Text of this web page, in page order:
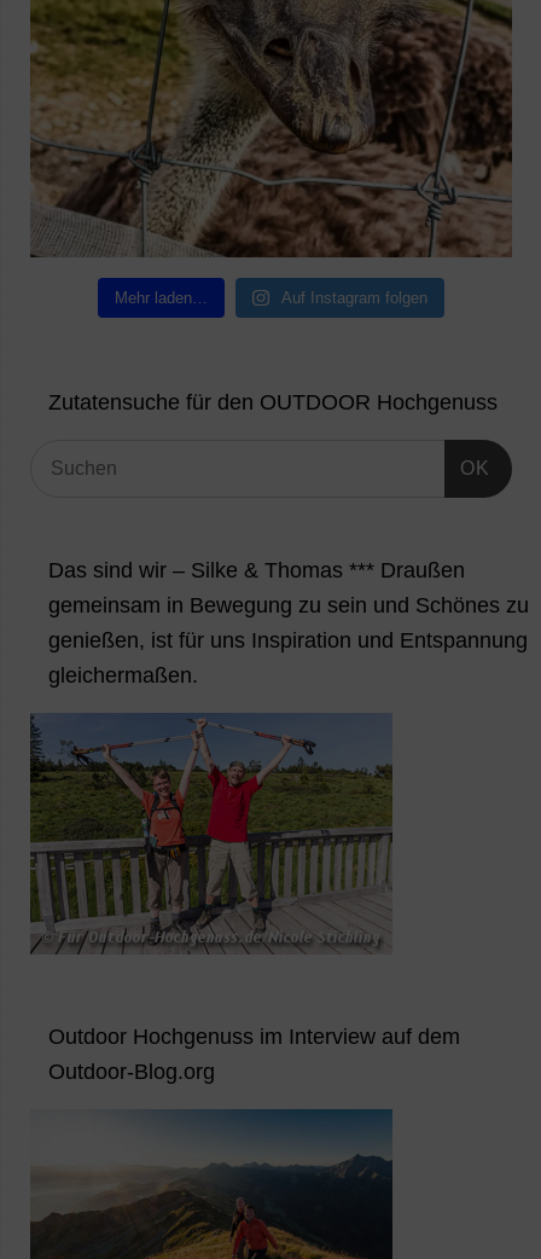
Mehr laden… Auf Instagram folgen
Zutatensuche für den OUTDOOR Hochgenuss
OK
Das sind wir – Silke & Thomas *** Draußen
gemeinsam in Bewegung zu sein und Schönes zu
genießen, ist für uns Inspiration und Entspannung
gleichermaßen.
Outdoor Hochgenuss im Interview auf dem
Outdoor-Blog.org